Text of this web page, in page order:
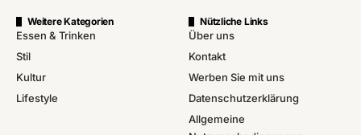
Weitere Kategorien
Essen & Trinken
Stil
Kultur
Lifestyle
Nützliche Links
Über uns
Kontakt
Werben Sie mit uns
Datenschutzerklärung
Allgemeine